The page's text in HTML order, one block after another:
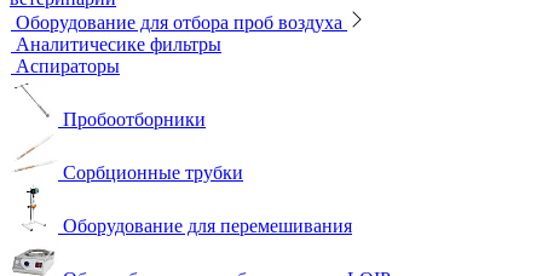
Монохроматоры
Наборы для экспресс тестов
Индикаторные трубки
Полевые и мини-лаборатории
Сорбционные трубки
Тест-комплекты
Нагревательные устройства
Колбонагреватели
Нагревательные плиты
Песчаные бани
Оборудование для лабораторий пищевой промышленности и
ветеринарии